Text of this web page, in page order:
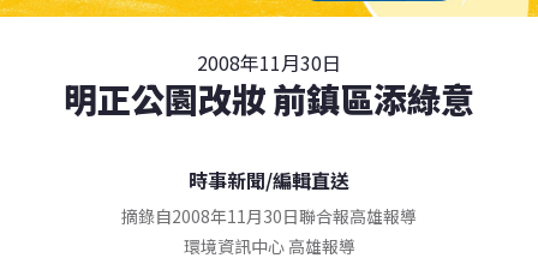
2008年11月30日
明正公園改妝 前鎮區添綠意
時事新聞/編輯直送
摘錄自2008年11月30日聯合報高雄報導
環境資訊中心 高雄報導